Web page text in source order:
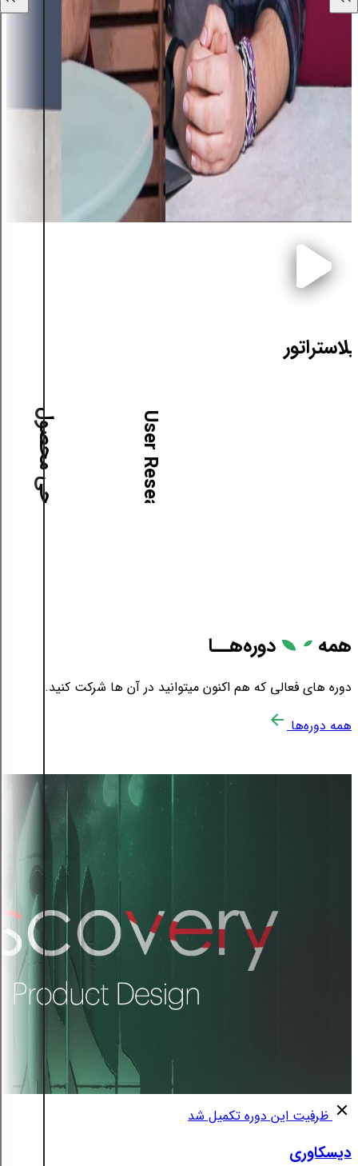
آ
م
و
ز
ش
U
s
e
r
R
e
s
e
a
r
c
h آموزش طراحی محصول
همه دوره‌هــا
دوره های فعالی که هم اکنون میتوانید در آن ها شرکت کنید.
همه دوره‌ها
ظرفیت این دوره تکمیل شد
دیسکاوری